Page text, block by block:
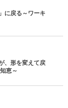
に戻る～ワーキ
、形を変えて戻
恵～